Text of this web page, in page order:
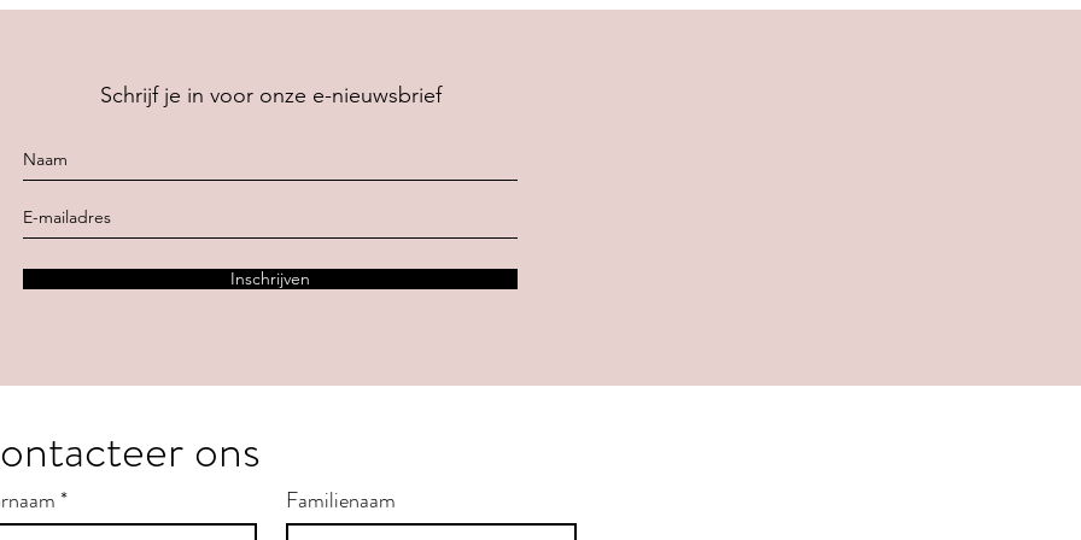
Schrijf je in voor onze e-nieuwsbrief
Inschrijven
ons
* Familienaam